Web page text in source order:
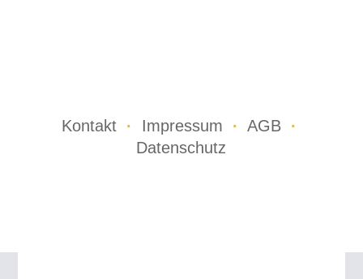
Kontakt · Impressum · AGB ·
Datenschutz